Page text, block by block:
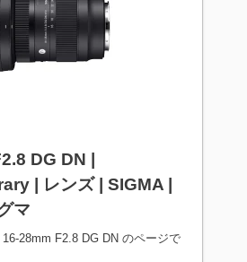
DG DN |
| レンズ | SIGMA |
マ
28mm F2.8 DG DN のページで